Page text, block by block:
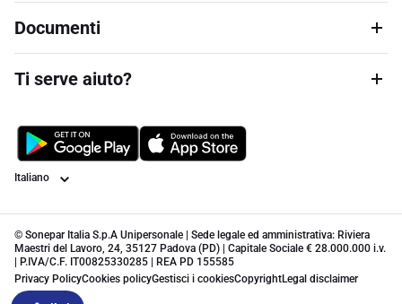
Documenti
Ti serve aiuto?
Lingua
© Sonepar Italia S.p.A Unipersonale | Sede legale ed amministrativa: Riviera
Maestri del Lavoro, 24, 35127 Padova (PD) | Capitale Sociale € 28.000.000 i.v.
| P.IVA/C.F. IT00825330285 | REA PD 155585
Privacy PolicyCookies policyGestisci i cookiesCopyrightLegal disclaimer